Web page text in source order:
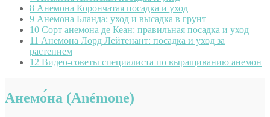
8 Анемона Корончатая посадка и уход
9 Анемона Бланда: уход и высадка в грунт
10 Сорт анемона де Кеан: правильная посадка и уход
11 Анемона Лорд Лейтенант: посадка и уход за
растением
12 Видео-советы специалиста по выращиванию анемон
Анемо́на (Anémone)